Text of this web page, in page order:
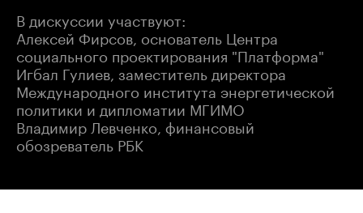
В дискуссии участвуют:
Алексей Фирсов, основатель Центра
социального проектирования "Платформа"
Игбал Гулиев, заместитель директора
Международного института энергетической
политики и дипломатии МГИМО
Владимир Левченко, финансовый
обозреватель РБК